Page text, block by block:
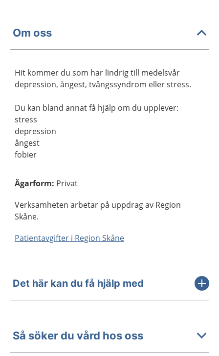
Om oss
Hit kommer du som har lindrig till medelsvår
depression, ångest, tvångssyndrom eller stress.
Du kan bland annat få hjälp om du upplever:
stress
depression
ångest
fobier
Ägarform: Privat
Verksamheten arbetar på uppdrag av Region
Skåne.
Patientavgifter i Region Skåne
Det här kan du få hjälp med
Så söker du vård hos oss